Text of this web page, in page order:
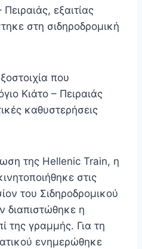
εξαιτίας
στη σιδηροδρομική
που
Κιάτο – Πειραιάς
καθυστερήσεις
της Hellenic Train, η
στις
του Σιδηροδρομικού
διαπιστώθηκε η
της γραμμής. Για τη
ενημερώθηκε